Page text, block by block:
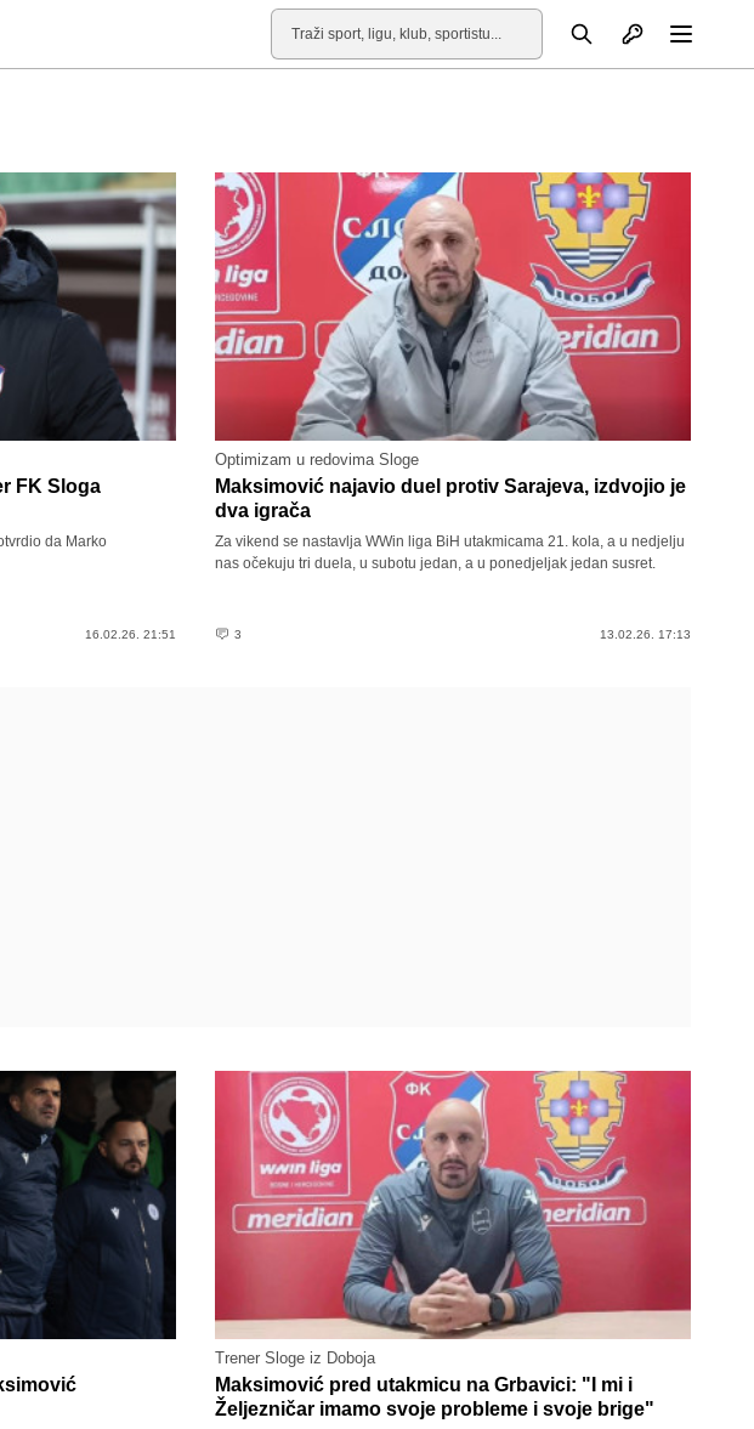
Pretraga Otvori profil
FK Sloga
da Marko
16.02.26. 21:51
Optimizam u redovima Sloge
Maksimović najavio duel protiv Sarajeva, izdvojio je
dva igrača
Za vikend se nastavlja WWin liga BiH utakmicama 21. kola, a u nedjelju
nas očekuju tri duela, u subotu jedan, a u ponedjeljak jedan susret.
3 13.02.26. 17:13
Trener Sloge iz Doboja
Maksimović pred utakmicu na Grbavici: "I mi i
Željezničar imamo svoje probleme i svoje brige"